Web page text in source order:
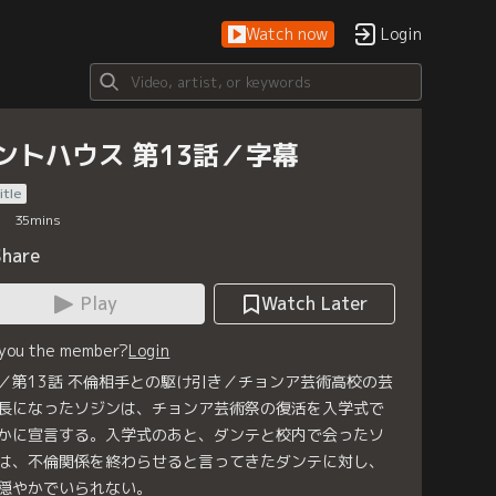
Watch now Login
トハウス 第13話／字幕
35mins
Play
Watch Later
the member?Login
第13話 不倫相手との駆け引き／チョンア芸術高校の芸
になったソジンは、チョンア芸術祭の復活を入学式で
に宣言する。入学式のあと、ダンテと校内で会ったソ
、不倫関係を終わらせると言ってきたダンテに対し、
やかでいられない。